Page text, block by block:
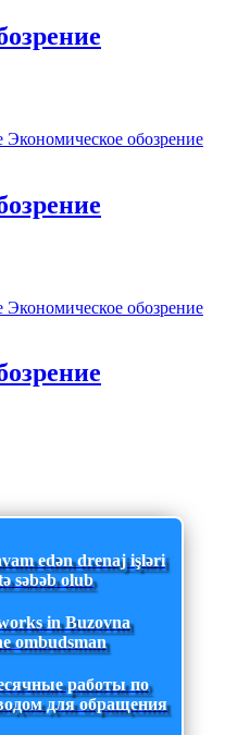
Экономическое обозрение
Экономическое обозрение
edən drenaj işləri
səbəb olub
in Buzovna
ombudsman
работы по
для обращения